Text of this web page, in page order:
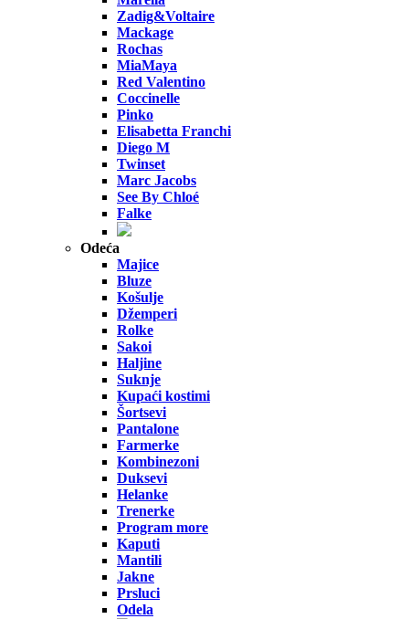
Zadig&Voltaire
Mackage
Rochas
MiaMaya
Red Valentino
Coccinelle
Pinko
Elisabetta Franchi
Diego M
Twinset
Marc Jacobs
See By Chloé
Falke
Odeća
Majice
Bluze
Košulje
Džemperi
Rolke
Sakoi
Haljine
Suknje
Kupaći kostimi
Šortsevi
Pantalone
Farmerke
Kombinezoni
Duksevi
Helanke
Trenerke
Program more
Kaputi
Mantili
Jakne
Prsluci
Odela